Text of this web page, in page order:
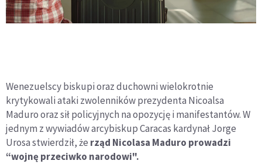
Wenezuelscy biskupi oraz duchowni wielokrotnie
krytykowali ataki zwolenników prezydenta Nicoalsa
Maduro oraz sił policyjnych na opozycję i manifestantów. W
jednym z wywiadów arcybiskup Caracas kardynał Jorge
Urosa stwierdził, że rząd Nicolasa Maduro prowadzi
“wojnę przeciwko narodowi".